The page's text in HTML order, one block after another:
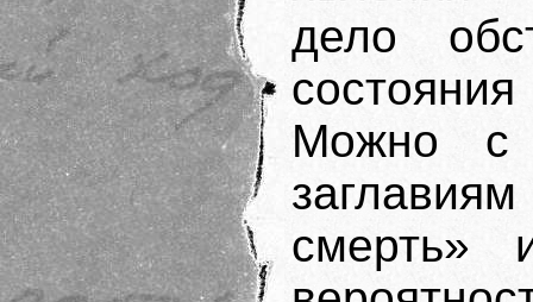
дело
Можно с
смерть»